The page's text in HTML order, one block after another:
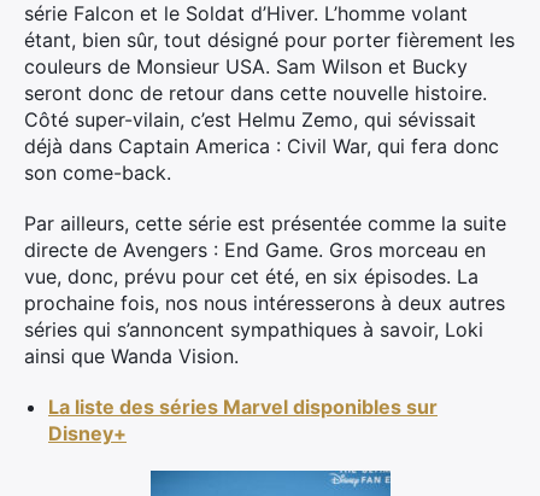
série Falcon et le Soldat d’Hiver. L’homme volant
étant, bien sûr, tout désigné pour porter fièrement les
couleurs de Monsieur USA. Sam Wilson et Bucky
seront donc de retour dans cette nouvelle histoire.
Côté super-vilain, c’est Helmu Zemo, qui sévissait
déjà dans Captain America : Civil War, qui fera donc
son come-back.
Par ailleurs, cette série est présentée comme la suite
directe de Avengers : End Game. Gros morceau en
vue, donc, prévu pour cet été, en six épisodes. La
prochaine fois, nos nous intéresserons à deux autres
séries qui s’annoncent sympathiques à savoir, Loki
ainsi que Wanda Vision.
La liste des séries Marvel disponibles sur
Disney+